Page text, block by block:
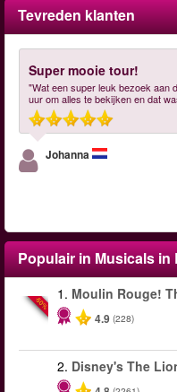
Tevreden klanten
Super mooie tour!
"Wat een super leuk bezoek aan
uur om alles te bekijken en dat
Johanna
Populair in Musicals in
-50%
1. Moulin Rouge!
4.9 (228)
2. Disney's The